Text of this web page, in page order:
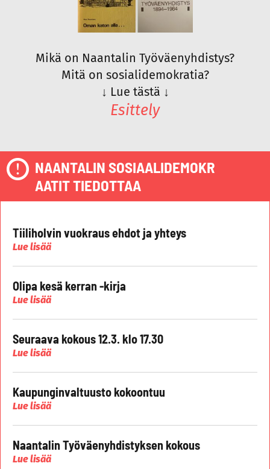
Mikä on Naantalin Työväenyhdistys?
Mitä on sosialidemokratia?
↓ Lue tästä ↓
Esittely
NAANTALIN SOSIAALIDEMOKR
AATIT TIEDOTTAA
Tiiliholvin vuokraus ehdot ja yhteys
Lue lisää
Olipa kesä kerran -kirja
Lue lisää
Seuraava kokous 12.3. klo 17.30
Lue lisää
Kaupunginvaltuusto kokoontuu
Lue lisää
Naantalin Työväenyhdistyksen kokous
Lue lisää